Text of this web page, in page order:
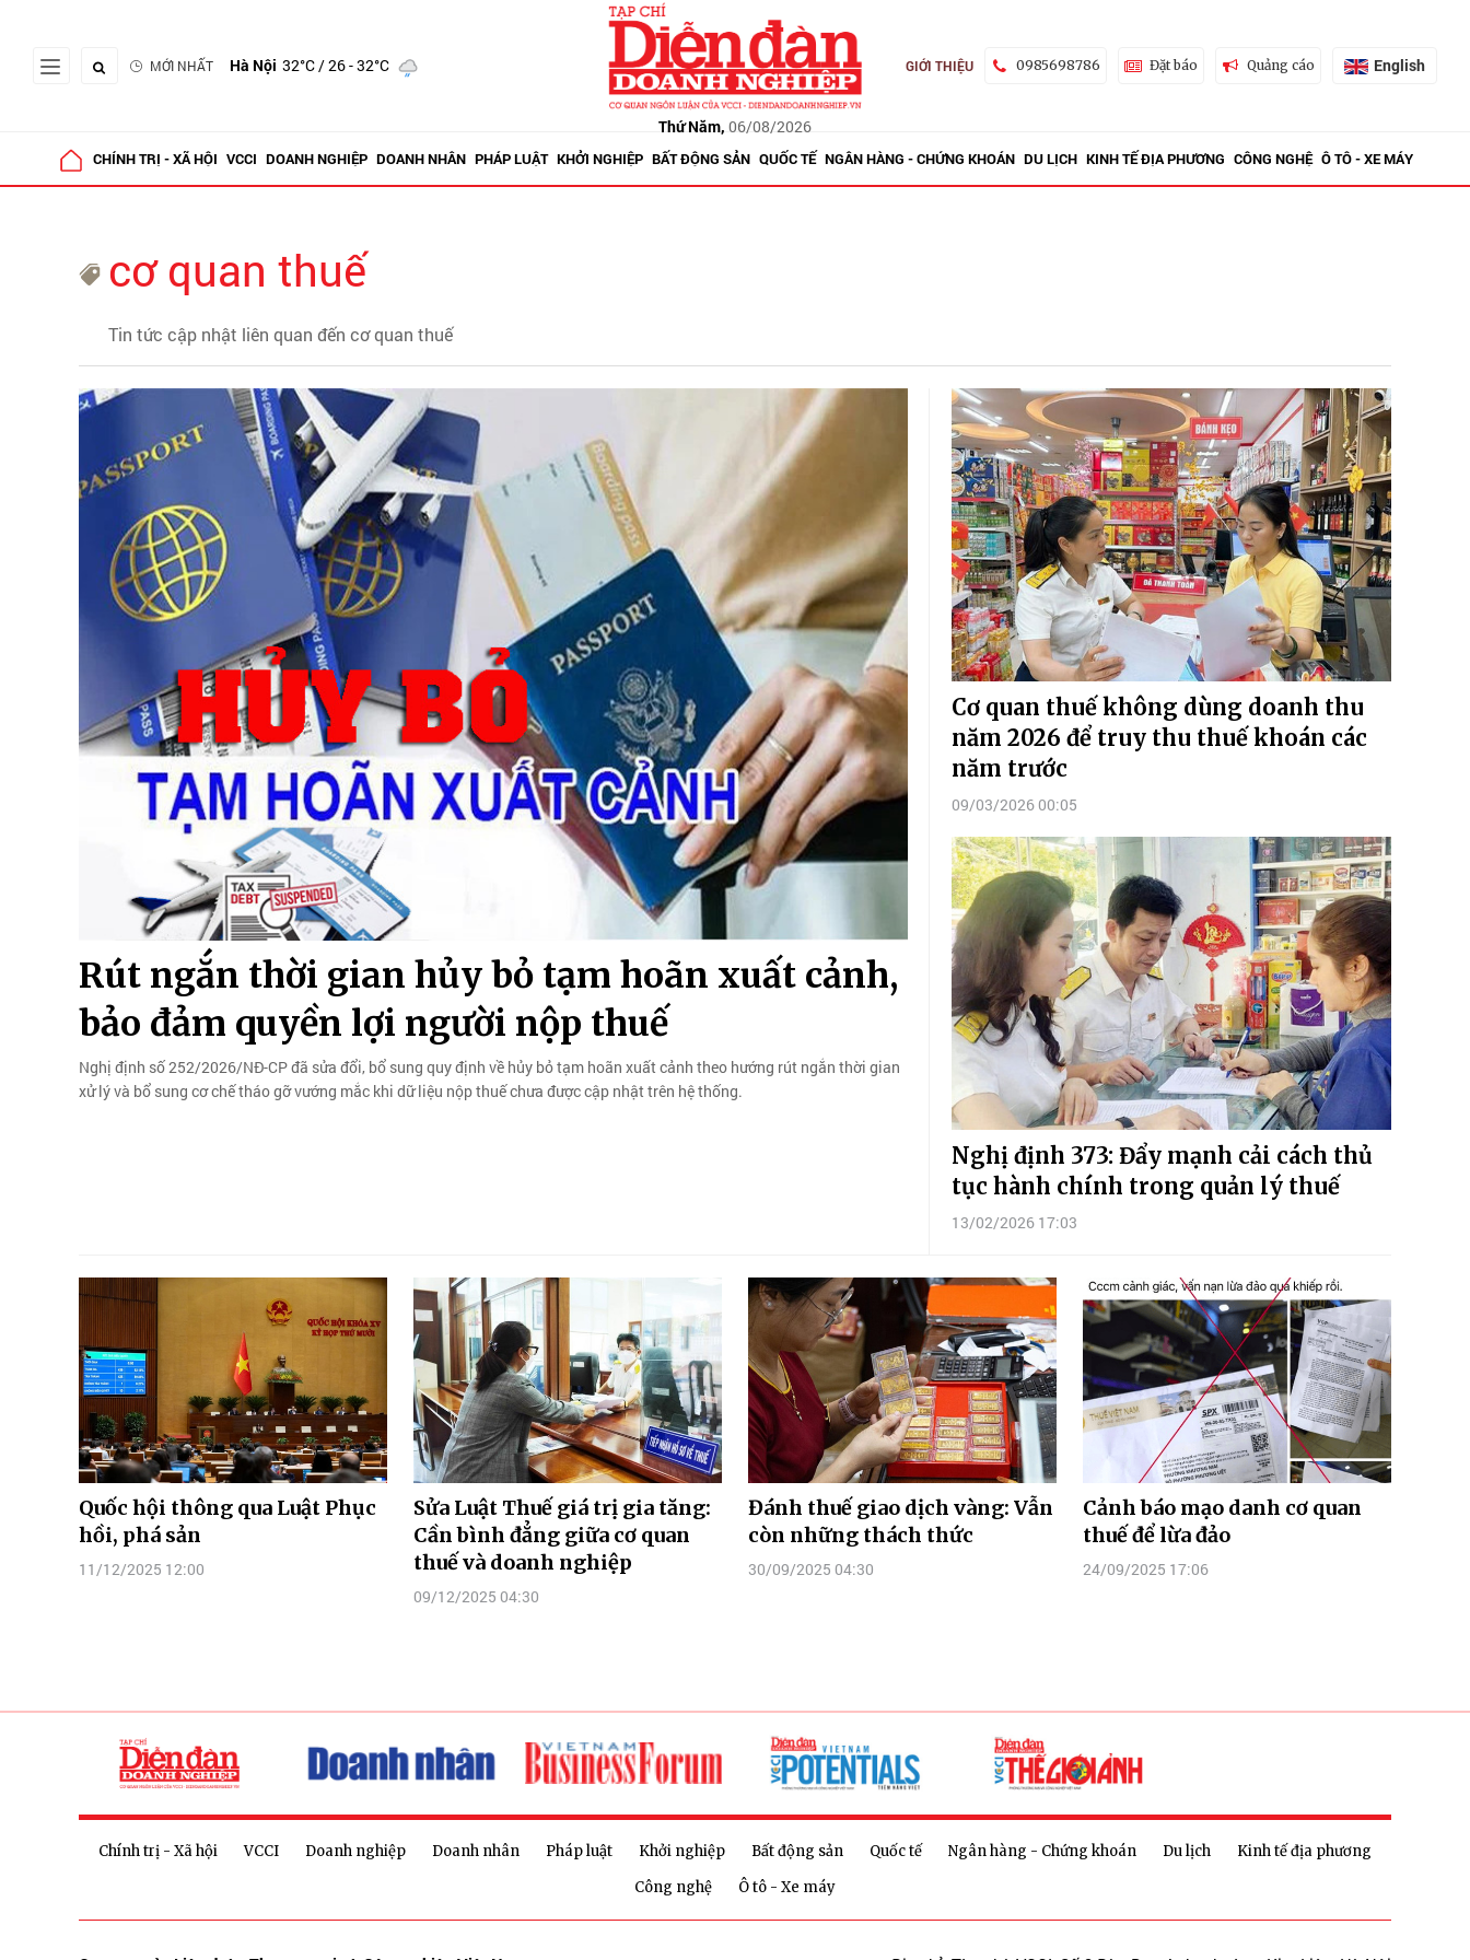
MỚI NHẤT Hà Nội 32°C/ 26 - 32°C
Thứ Năm, 06/08/2026
GIỚI THIỆU 0985698786 Đặt báo Quảng cáo English
CHÍNH TRỊ - XÃ HỘI VCCI DOANH NGHIỆP DOANH NHÂN PHÁP LUẬT KHỞI NGHIỆP BẤT ĐỘNG SẢN QUỐC TẾ NGÂN HÀNG - CHỨNG KHOÁN DU LỊCH KINH TẾ ĐỊA PHƯƠNG CÔNG NGHỆ Ô TÔ - XE MÁY
cơ quan thuế
Tin tức cập nhật liên quan đến cơ quan thuế
Rút ngắn thời gian hủy bỏ tạm hoãn xuất cảnh,
bảo đảm quyền lợi người nộp thuế
Nghị định số 252/2026/NĐ-CP đã sửa đổi, bổ sung quy định về hủy bỏ tạm hoãn xuất cảnh theo hướng rút ngắn thời gian
xử lý và bổ sung cơ chế tháo gỡ vướng mắc khi dữ liệu nộp thuế chưa được cập nhật trên hệ thống.
Cơ quan thuế không dùng doanh thu
năm 2026 để truy thu thuế khoán các
năm trước
09/03/2026 00:05
Nghị định 373: Đẩy mạnh cải cách thủ
tục hành chính trong quản lý thuế
13/02/2026 17:03
Quốc hội thông qua Luật Phục
hồi, phá sản
11/12/2025 12:00
Sửa Luật Thuế giá trị gia tăng:
Cần bình đẳng giữa cơ quan
thuế và doanh nghiệp
09/12/2025 04:30
Đánh thuế giao dịch vàng: Vẫn
còn những thách thức
30/09/2025 04:30
Cảnh báo mạo danh cơ quan
thuế để lừa đảo
24/09/2025 17:06
Chính trị - Xã hội VCCI Doanh nghiệp Doanh nhân Pháp luật Khởi nghiệp Bất động sản Quốc tế Ngân hàng - Chứng khoán Du lịch
Kinh tế địa phương
Công nghệ
Ô tô - Xe máy